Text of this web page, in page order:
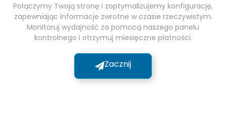
Połączymy Twoją stronę i zoptymalizujemy konfigurację,
zapewniając informacje zwrotne w czasie rzeczywistym.
Monitoruj wydajność za pomocą naszego panelu
kontrolnego i otrzymuj miesięczne płatności.
Zacznij